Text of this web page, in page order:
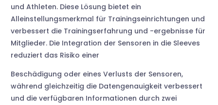
und Athleten. Diese Lösung bietet ein
Alleinstellungsmerkmal für Trainingseinrichtungen und
verbessert die Trainingserfahrung und -ergebnisse für
Mitglieder. Die Integration der Sensoren in die Sleeves
reduziert das Risiko einer
Beschädigung oder eines Verlusts der Sensoren,
während gleichzeitig die Datengenauigkeit verbessert
und die verfügbaren Informationen durch zwei